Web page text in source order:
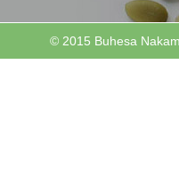
© 2015 Buhesa